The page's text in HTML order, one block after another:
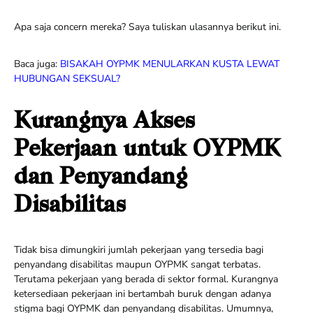
Apa saja concern mereka? Saya tuliskan ulasannya berikut ini.
Baca juga: BISAKAH OYPMK MENULARKAN KUSTA LEWAT
HUBUNGAN SEKSUAL?
Kurangnya Akses
Pekerjaan untuk OYPMK
dan Penyandang
Disabilitas
Tidak bisa dimungkiri jumlah pekerjaan yang tersedia bagi
penyandang disabilitas maupun OYPMK sangat terbatas.
Terutama pekerjaan yang berada di sektor formal. Kurangnya
ketersediaan pekerjaan ini bertambah buruk dengan adanya
stigma bagi OYPMK dan penyandang disabilitas. Umumnya,